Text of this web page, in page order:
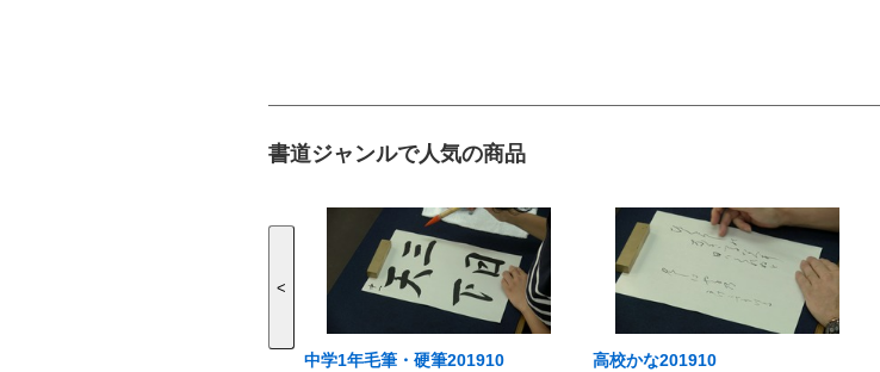
書道ジャンルで人気の商品
<
中学1年毛筆・硬筆201910 高校かな201910